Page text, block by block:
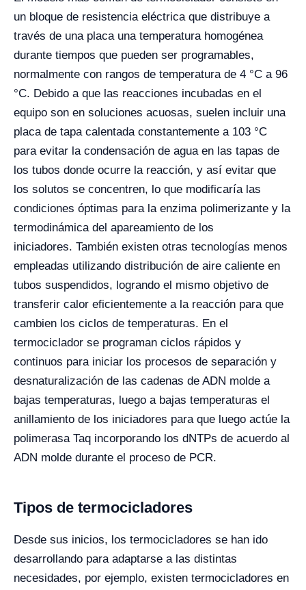
un bloque de resistencia eléctrica que distribuye a
través de una placa una temperatura homogénea
durante tiempos que pueden ser programables,
normalmente con rangos de temperatura de 4 °C a 96
°C. Debido a que las reacciones incubadas en el
equipo son en soluciones acuosas, suelen incluir una
placa de tapa calentada constantemente a 103 °C
para evitar la condensación de agua en las tapas de
los tubos donde ocurre la reacción, y así evitar que
los solutos se concentren, lo que modificaría las
condiciones óptimas para la enzima polimerizante y la
termodinámica del apareamiento de los
iniciadores. También existen otras tecnologías menos
empleadas utilizando distribución de aire caliente en
tubos suspendidos, logrando el mismo objetivo de
transferir calor eficientemente a la reacción para que
cambien los ciclos de temperaturas. En el
termociclador se programan ciclos rápidos y
continuos para iniciar los procesos de separación y
desnaturalización de las cadenas de ADN molde a
bajas temperaturas, luego a bajas temperaturas el
anillamiento de los iniciadores para que luego actúe la
polimerasa Taq incorporando los dNTPs de acuerdo al
ADN molde durante el proceso de PCR.
Tipos de termocicladores
Desde sus inicios, los termocicladores se han ido
desarrollando para adaptarse a las distintas
necesidades, por ejemplo, existen termocicladores en